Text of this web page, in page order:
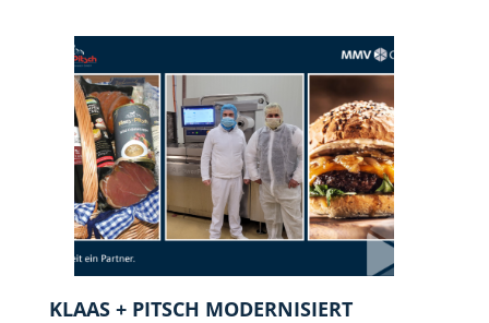
KLAAS + PITSCH MODERNISIERT